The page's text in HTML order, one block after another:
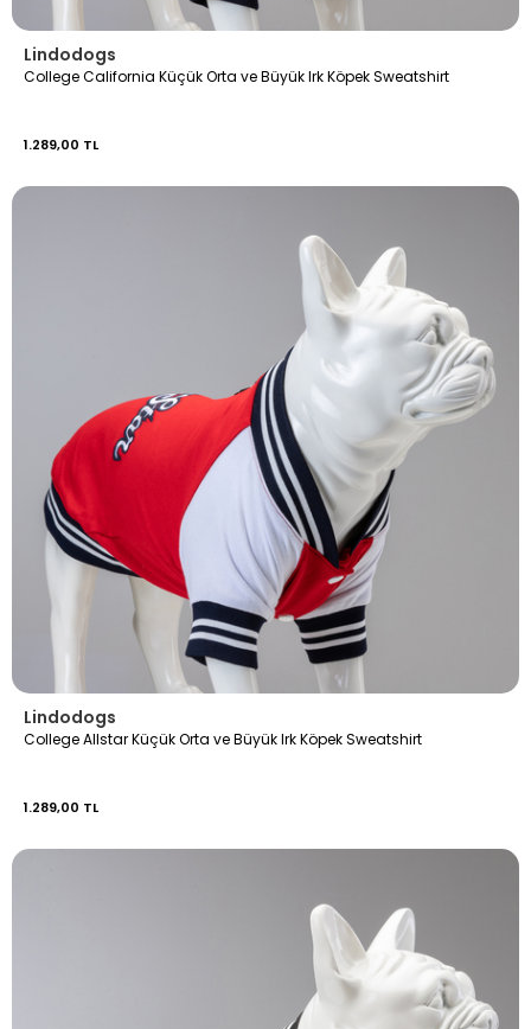
Lindodogs
College California Küçük Orta ve Büyük Irk Köpek Sweatshirt
1.289,00 TL
Lindodogs
College Allstar Küçük Orta ve Büyük Irk Köpek Sweatshirt
1.289,00 TL